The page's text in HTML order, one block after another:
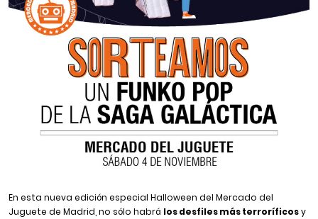
En esta nueva edición especial Halloween del Mercado del
Juguete de Madrid, no sólo habrá los desfiles más terroríficosy